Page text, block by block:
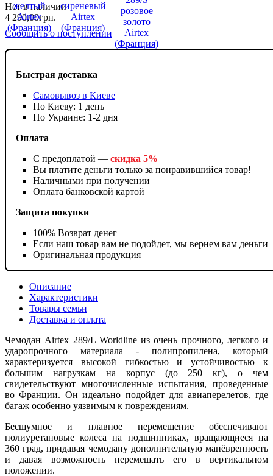
Быстрая доставка
Самовывоз в Киеве
По Киеву: 1 день
По Украине: 1-2 дня
Оплата
С предоплатой — скидка 5%
Вы платите деньги только за понравившийся товар!
Наличными при получении
Оплата банковской картой
Защита покупки
100% Возврат денег
Если наш товар вам не подойдет, мы вернем вам деньги
Оригинальная продукция
Нет в наличии
4 290,00грн.
Сообщить о поступлении
Описание
Характеристики
Товары семьи
Доставка и оплата
Чемодан Airtex 289/L Worldline из очень прочного, легкого и
ударопрочного материала - полипропилена, который
характеризуется высокой гибкостью и устойчивостью к
большим нагрузкам на корпус (до 250 кг), о чем
свидетельствуют многочисленные испытания, проведенные
во Франции. Он идеально подойдет для авиаперелетов, где
багаж особенно уязвимым к повреждениям.
Бесшумное и плавное перемещение обеспечивают
полиуретановые колеса на подшипниках, вращающиеся на
360 град, придавая чемодану дополнительную манёвренность
и давая возможность перемещать его в вертикальном
положении.